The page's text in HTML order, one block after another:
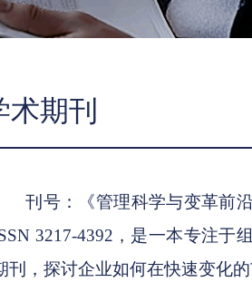
术期刊
刊号：《管理科学与变革前
3217-4392，是一本专注于
刊，探讨企业如何在快速变化